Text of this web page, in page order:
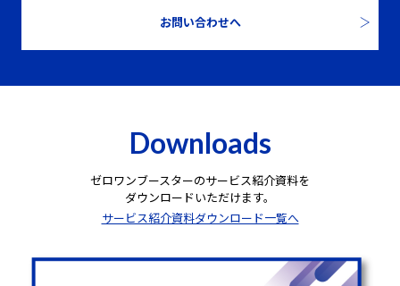
お問い合わせへ
Downloads
ゼロワンブースターのサービス紹介資料を
ダウンロードいただけます。
サービス紹介資料ダウンロード一覧へ